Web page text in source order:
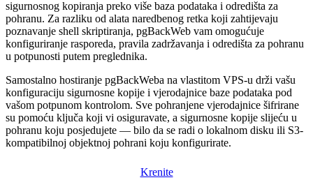
sigurnosnog kopiranja preko više baza podataka i odredišta za
pohranu. Za razliku od alata naredbenog retka koji zahtijevaju
poznavanje shell skriptiranja, pgBackWeb vam omogućuje
konfiguriranje rasporeda, pravila zadržavanja i odredišta za pohranu
u potpunosti putem preglednika.
Samostalno hostiranje pgBackWeba na vlastitom VPS-u drži vašu
konfiguraciju sigurnosne kopije i vjerodajnice baze podataka pod
vašom potpunom kontrolom. Sve pohranjene vjerodajnice šifrirane
su pomoću ključa koji vi osiguravate, a sigurnosne kopije slijeću u
pohranu koju posjedujete — bilo da se radi o lokalnom disku ili S3-
kompatibilnoj objektnoj pohrani koju konfigurirate.
Krenite